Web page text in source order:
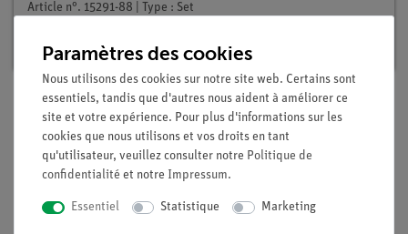
Article n°. 15291-88 | Type : Set
Contenu de livraison
Paramètres des cookies
Nous utilisons des cookies sur notre site web. Certains sont
essentiels, tandis que d'autres nous aident à améliorer ce
site et votre expérience. Pour plus d'informations sur les
cookies que nous utilisons et vos droits en tant
qu'utilisateur, veuillez consulter notre Politique de
confidentialité et notre Impressum.
Essentiel Statistique Marketing